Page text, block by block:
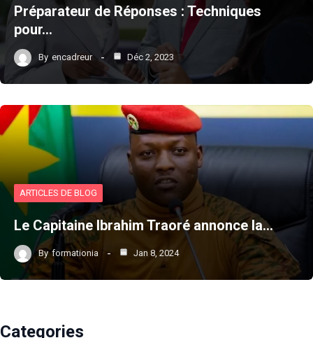
Préparateur de Réponses : Techniques
pour…
By encadreur Déc 2, 2023
ARTICLES DE BLOG
Le Capitaine Ibrahim Traoré annonce la…
By formationia Jan 8, 2024
Categories